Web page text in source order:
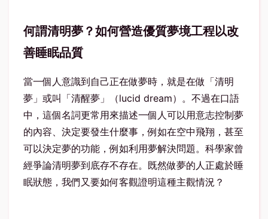
何謂清明夢？如何營造優質夢境工程以改
善睡眠品質
當一個人意識到自己正在做夢時，就是在做「清明
夢」或叫「清醒夢」（lucid dream）。不過在口語
中，這個名詞更常用來描述一個人可以用意志控制夢
的內容、決定要發生什麼事，例如在空中飛翔，甚至
可以決定夢的功能，例如利用夢解決問題。科學家曾
經爭論清明夢到底存不存在。既然做夢的人正處於睡
眠狀態，我們又要如何客觀證明這種主觀情況？